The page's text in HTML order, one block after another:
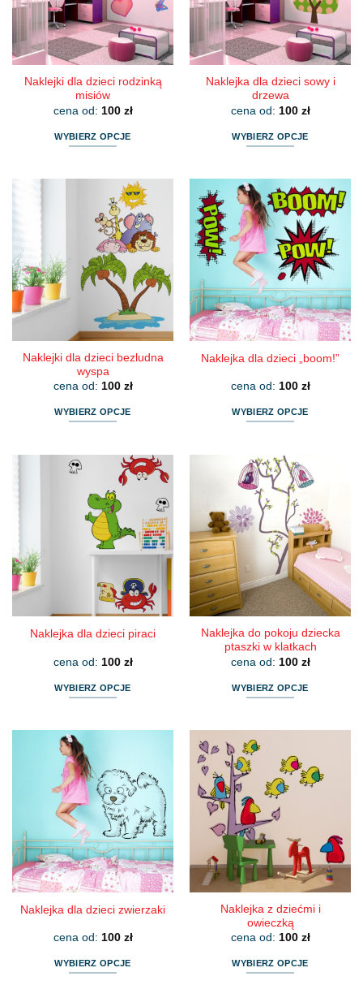
na
stronie
produktu
na
stronie
produktu
Naklejki dla dzieci rodzinką
misiów
cena od: 100 zł
WYBIERZ OPCJE
wiele
wariantów.
Opcje
można
wybrać
stronie
produktu
Naklejka dla dzieci sowy i
drzewa
cena od: 100 zł
WYBIERZ OPCJE
ma
wiele
wariantów.
Opcje
można
wybrać
na
stronie
produktu
Naklejki dla dzieci bezludna
wyspa
cena od: 100 zł
WYBIERZ OPCJE
wariantów.
Opcje
można
wybrać
stronie
produktu
Naklejka dla dzieci „boom!”
cena od: 100 zł
WYBIERZ OPCJE
ma
wiele
wariantów.
Opcje
można
wybrać
na
stronie
produktu
Naklejka dla dzieci piraci
cena od: 100 zł
WYBIERZ OPCJE
wariantów.
Opcje
można
wybrać
na
stronie
produktu
Naklejka do pokoju dziecka
ptaszki w klatkach
cena od: 100 zł
WYBIERZ OPCJE
wiele
wariantów.
Opcje
można
wybrać
na
stronie
produktu
Naklejka dla dzieci zwierzaki
cena od: 100 zł
WYBIERZ OPCJE
Naklejka z dziećmi i
owieczką
cena od: 100 zł
WYBIERZ OPCJE